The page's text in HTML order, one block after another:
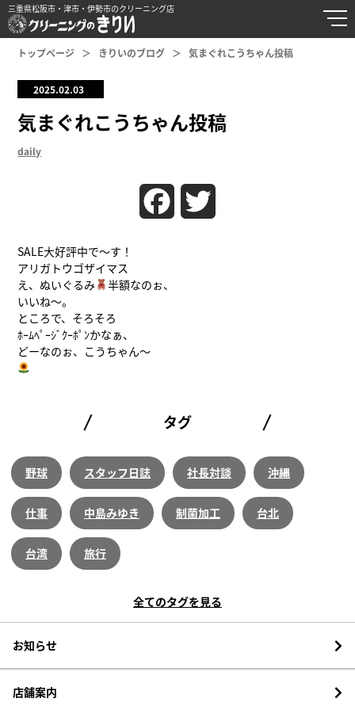
三重県松阪市・津市・伊勢市のクリーニング店
トップページ きりいのブログ 気まぐれこうちゃん投稿
2025.02.03
気まぐれこうちゃん投稿
daily
Facebook
SALE大好評中で〜す！
アリガトウゴザイマス
え、ぬいぐるみ
半額なのぉ、
いいね〜。
ところで、そろそろ
ﾎｰﾑﾍﾟｰｼﾞｸｰﾎﾟﾝかなぁ、
どーなのぉ、こうちゃん〜
タグ
野球 スタッフ日誌 社長対談 沖縄
仕事 中島みゆき 制菌加工 台北
台湾 旅行
全てのタグを見る
お知らせ
店舗案内